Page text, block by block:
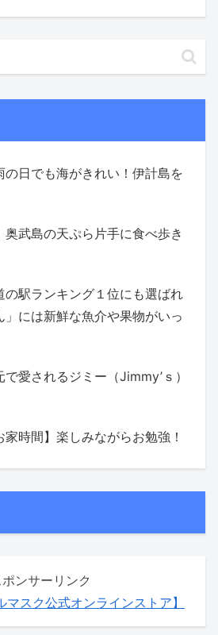
の日でも海がきれい！伊計島を
奥武島の天ぷら片手に食べ歩き
の駅ランキング１位にも選ばれ
」には新鮮な魚介や果物がいっ
で愛されるジミー（Jimmy’ｓ）
家時間】楽しみながらお勉強！
ポンサーリンク
マスク公式オンラインストア】